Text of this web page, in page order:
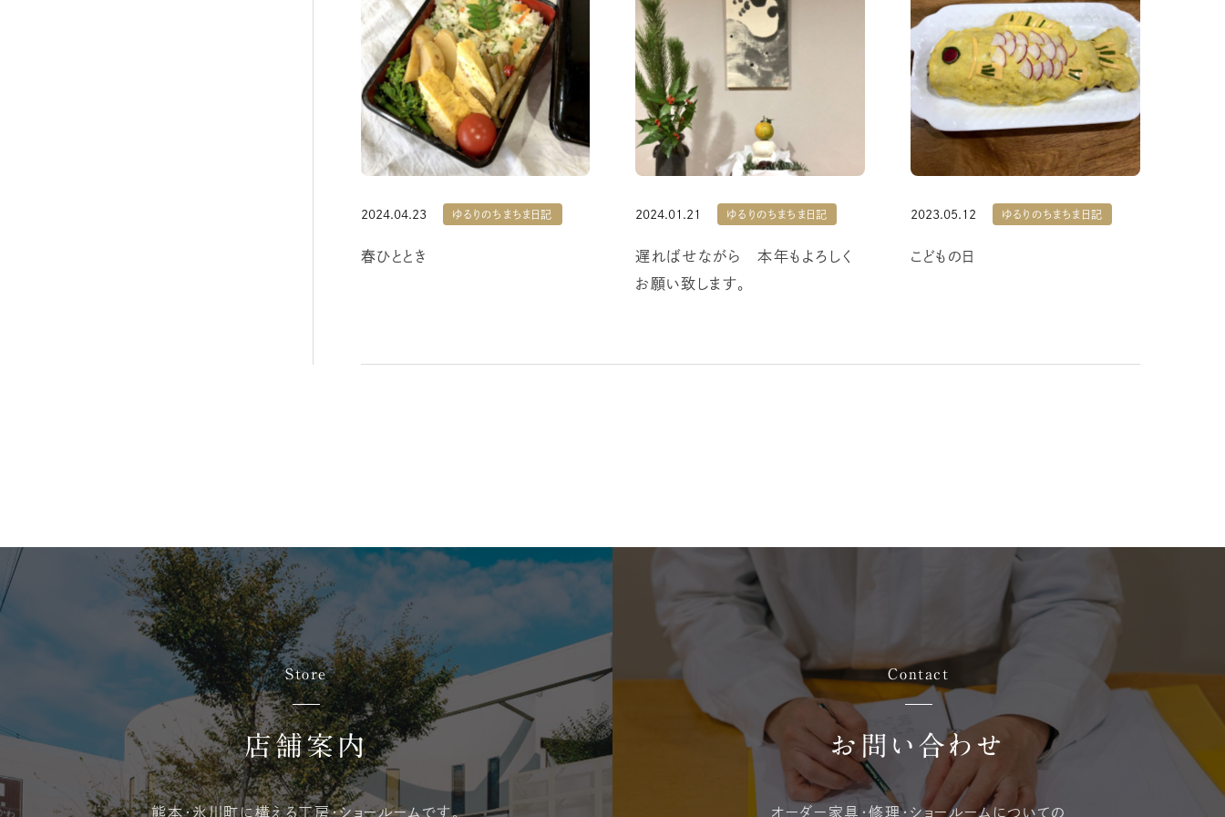
2024.04.23 ゆるりのちまちま日記
春ひととき
2024.01.21 ゆるりのちまちま日記
遅ればせながら 本年もよろしく
お願い致します。
2023.05.12 ゆるりのちまちま日記
こどもの日
Store
店舗案内
熊本・氷川町に構える工房・ショールームです。
Contact
お問い合わせ
オーダー家具・修理・ ショールームについての